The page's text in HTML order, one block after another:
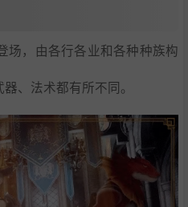
场，由各行各业和各种种族构
、法术都有所不同。